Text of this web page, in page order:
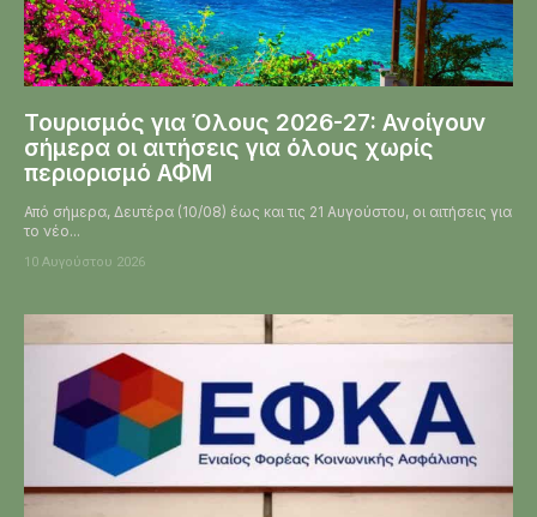
Τουρισμός για Όλους 2026-27: Ανοίγουν
σήμερα οι αιτήσεις για όλους χωρίς
περιορισμό ΑΦΜ
Από σήμερα, Δευτέρα (10/08) έως και τις 21 Αυγούστου, οι αιτήσεις για
το νέο...
10 Αυγούστου 2026